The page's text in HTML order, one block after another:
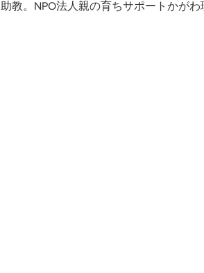
教。NPO法人親の育ちサポートかがわ